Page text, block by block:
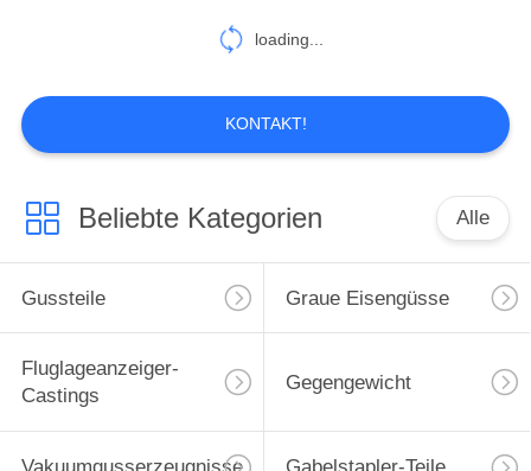
Harz-Sandguss
Verlorene Schaum-
Castings
16
loading...
KONTAKT!
Beliebte Kategorien Alle
Gussteile Graue Eisengüsse
Fluglageanzeiger-
Castings
Gegengewicht